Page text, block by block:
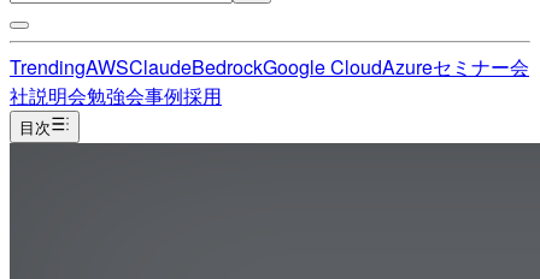
TrendingAWSClaudeBedrockGoogle CloudAzureセミナー会
社説明会勉強会事例採用
目次